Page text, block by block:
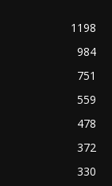
1198
984
751
559
478
372
330